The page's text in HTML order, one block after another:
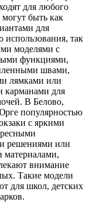
для любого
быть как
для
использования, так
моделями с
функциями,
швами,
лямками или
карманами для
В Белово,
популярностью
с яркими
решениями или
материалами,
внимание
Такие модели
для школ, детских